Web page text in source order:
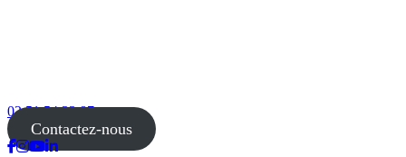
02 51 54 33 87
Contactez-nous